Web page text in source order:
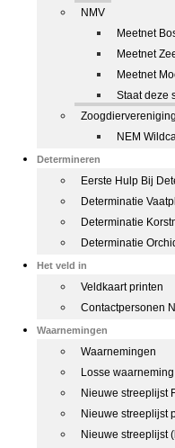
NMV
Meetnet
Meetnet
Meetnet
Staat deze
Zoogdiervereniging
NEM
Determineren
Eerste Hulp Bij
Determinatie
Determinatie
Determinatie
Het veld in
Veldkaart printen
Contactpersonen
Waarnemingen
Waarnemingen
Losse
Nieuwe streeplijst
Nieuwe streeplijst
Nieuwe streeplijst